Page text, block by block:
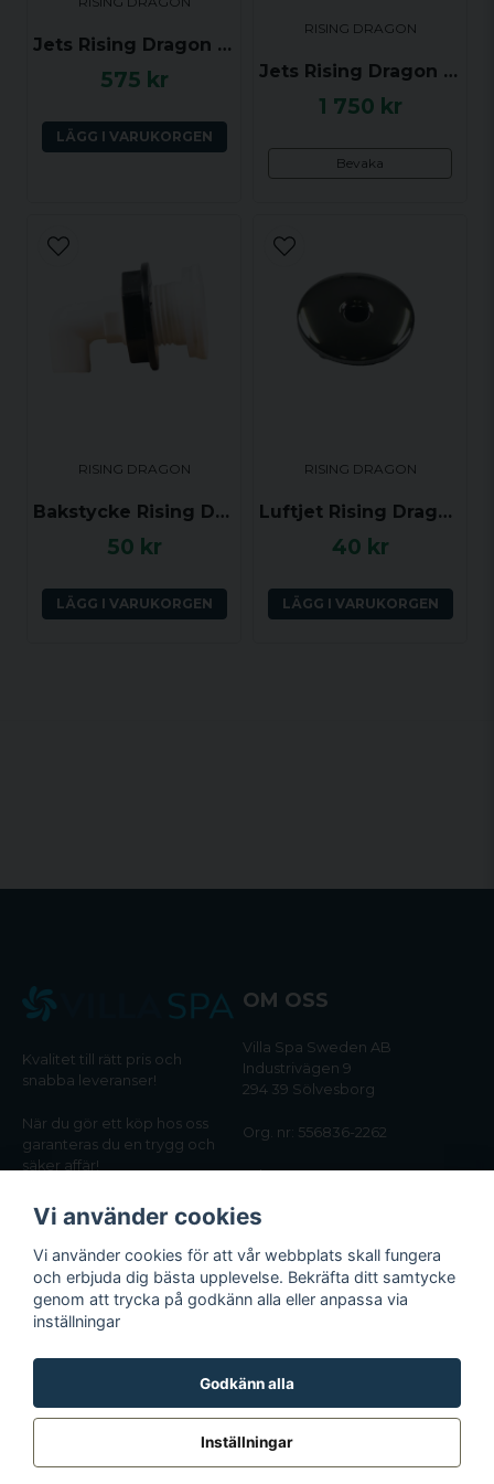
Jets Rising Dragon 5.0 tum riktbar (gänga)
575 kr
LÄGG I VARUKORGEN
RISING DRAGON
Jets Rising Dragon 4.0 tum riktbar, Svart (gänga)
1 750 kr
Bevaka
RISING DRAGON
Bakstycke Rising Dragon (luft)
50 kr
LÄGG I VARUKORGEN
RISING DRAGON
Luftjet Rising Dragon
40 kr
LÄGG I VARUKORGEN
Kvalitet till rätt pris och
snabba leveranser!
När du gör ett köp hos oss
garanteras du en trygg och
säker affär!
OM OSS
Villa Spa Sweden AB
Industrivägen 9
294 39 Sölvesborg
Org. nr: 556836-2262
Tel:0456-405566
Email:
INFORMATION
Om oss
Integritetspolicy
Vi använder cookies
Vi använder cookies för att vår webbplats skall fungera
och erbjuda dig bästa upplevelse. Bekräfta ditt samtycke
genom att trycka på godkänn alla eller anpassa via
inställningar
Godkänn alla
Inställningar